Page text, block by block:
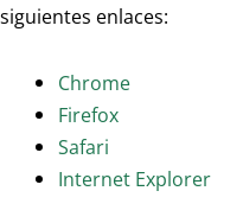
siguientes enlaces:
Chrome
Firefox
Safari
Internet Explorer